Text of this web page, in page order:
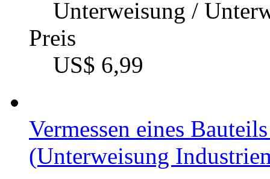
Unterweisung /
Preis
US$ 6,99
Vermessen eines
(Unterweisung